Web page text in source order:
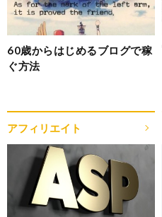
60歳からはじめるブログで稼
ぐ方法
アフィリエイト